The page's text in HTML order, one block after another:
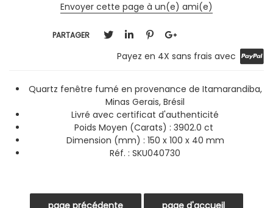
Envoyer cette page à un(e) ami(e)
PARTAGER
Payez en 4X sans frais avec
Quartz fenêtre fumé en provenance de Itamarandiba,
Minas Gerais, Brésil
Livré avec certificat d'authenticité
Poids Moyen (Carats) : 3902.0 ct
Dimension (mm) : 150 x 100 x 40 mm
Réf. : SKU040730